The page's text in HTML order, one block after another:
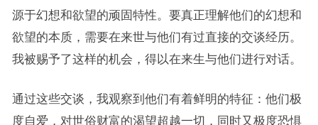
源于幻想和欲望的顽固特性。要真正理解他们的幻想和
欲望的本质，需要在来世与他们有过直接的交谈经历。
我被赐予了这样的机会，得以在来生与他们进行对话。
通过这些交谈，我观察到他们有着鲜明的特征：他们极
度自爱，对世俗财富的渴望超越一切，同时又极度恐惧